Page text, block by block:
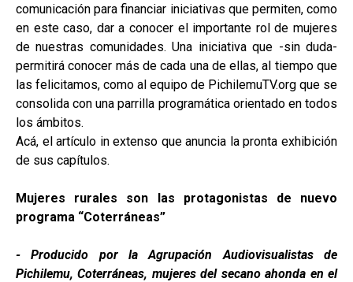
comunicación para financiar iniciativas que permiten, como
en este caso, dar a conocer el importante rol de mujeres
de nuestras comunidades. Una iniciativa que -sin duda-
permitirá conocer más de cada una de ellas, al tiempo que
las felicitamos, como al equipo de PichilemuTV.org que se
consolida con una parrilla programática orientado en todos
los ámbitos.
Acá, el artículo in extenso que anuncia la pronta exhibición
de sus capítulos.
Mujeres rurales son las protagonistas de nuevo
programa “Coterráneas”
- Producido por la Agrupación Audiovisualistas de
Pichilemu, Coterráneas, mujeres del secano ahonda en el